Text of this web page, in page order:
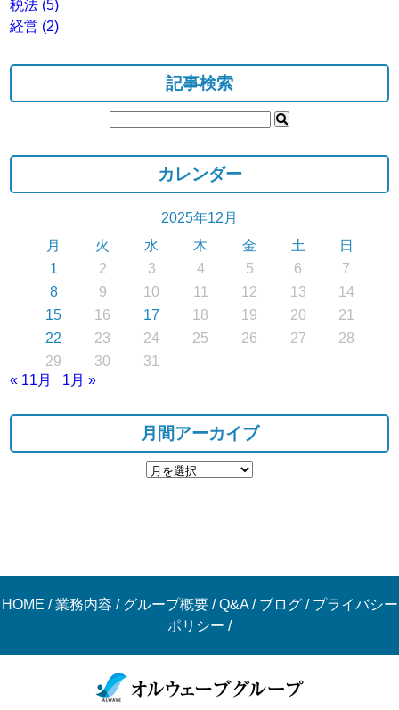
税法 (5)
経営 (2)
記事検索
カレンダー
2025年12月
月
火 水 木 金 土
日
1
2 3 4 5 6
7
8
9 10 11 12 13
14
15
16 17 18 19 20
21
22
23 24 25 26 27
28
29
30
31
« 11月
1月 »
月間アーカイブ
HOME /業務内容 / グループ概要/Q&A/ ブログ/ プライバシー
ポリシー /